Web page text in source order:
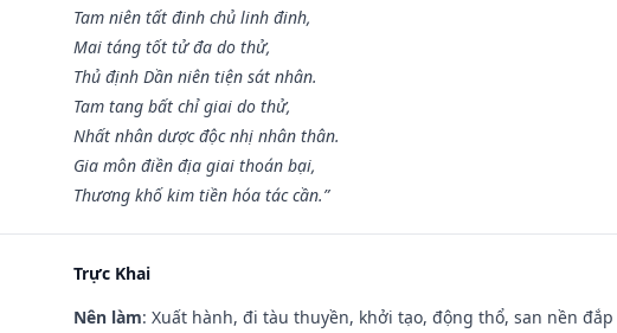
Tam niên tất đinh chủ linh đinh,
Mai táng tốt tử đa do thử,
Thủ định Dần niên tiện sát nhân.
Tam tang bất chỉ giai do thử,
Nhất nhân dược độc nhị nhân thân.
Gia môn điền địa giai thoán bại,
Thương khố kim tiền hóa tác cần.”
Trực Khai
Nên làm: Xuất hành, đi tàu thuyền, khởi tạo, động thổ, san nền